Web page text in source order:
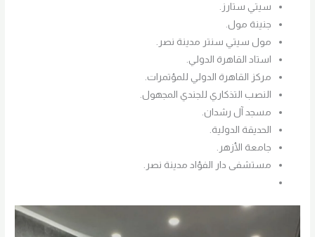
سيتي ستارز.
جنينة مول.
مول سيتي سنتر مدينة نصر.
استاد القاهرة الدولي.
مركز القاهرة الدولي للمؤتمرات.
النصب التذكاري للجندي المجهول.
مسجد آل رشدان.
الحديقة الدولية.
جامعة الأزهر.
مستشفى دار الفؤاد مدينة نصر.